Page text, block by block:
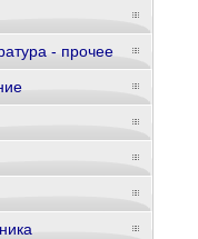
- прочее